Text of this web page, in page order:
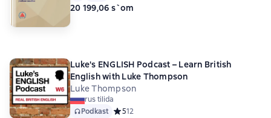
20 199,06 s`om
Luke's ENGLISH Podcast – Learn British
English with Luke Thompson
Luke Thompson
rus tilida
Podkast Средний рейтинг 5 на основе 12 оценок
512